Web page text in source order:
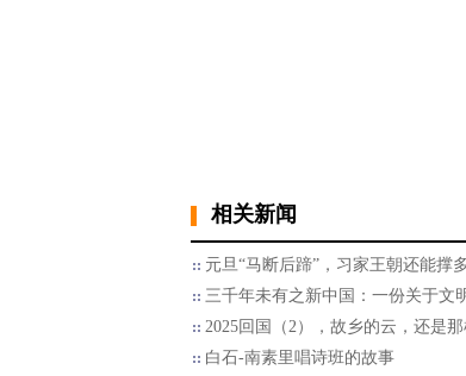
相关新闻
元旦“马断后蹄”，习家王朝还能撑
三千年未有之新中国：一份关于文
2025回国（2），故乡的云，还是
白石-南素里唱诗班的故事